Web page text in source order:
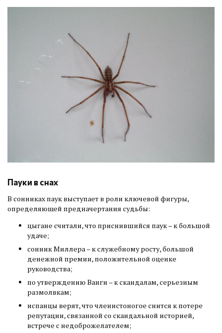
Пауки в снах
В сонниках паук выступает в роли ключевой фигуры,
определяющей предначертания судьбы:
цыгане считали, что приснившийся паук – к большой
удаче;
сонник Миллера – к служебному росту, большой
денежной премии, положительной оценке
руководства;
по утверждению Ванги – к скандалам, серьезным
размолвкам;
испанцы верят, что членистоногое снится к потере
репутации, связанной со скандальной историей,
встрече с недоброжелателем;